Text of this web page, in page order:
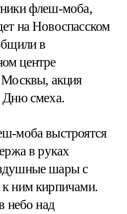
флеш-моба,
на Новоспасском
в
центре
Москвы, акция
Дню смеха.
моба выстроятся
в руках
шары с
ним кирпичами.
небо над